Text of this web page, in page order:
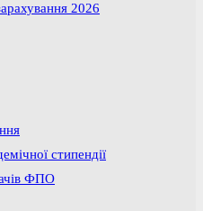
2026
стипендії
ФПО